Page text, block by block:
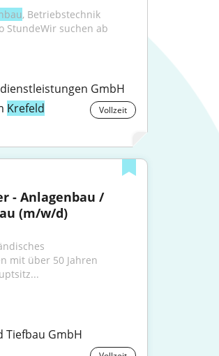
, Betriebstechnik
StundeWir suchen ab
GmbH
Krefeld Vollzeit
- Anlagenbau /
(m/w/d)
mit über 50 Jahren
Tiefbau GmbH